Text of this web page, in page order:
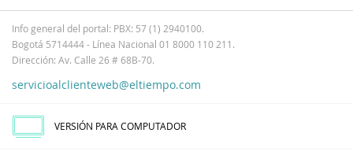
Info general del portal: PBX: 57 (1) 2940100.
Bogotá 5714444 - Línea Nacional 01 8000 110 211.
Dirección: Av. Calle 26 # 68B-70.
servicioalclienteweb@eltiempo.com
VERSIÓN PARA COMPUTADOR